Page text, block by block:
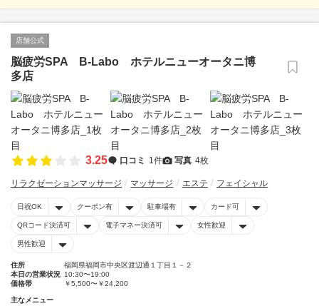
店舗公式
脳疲労SPA B-Labo ホテルニューオータニ博
多店
3.25 口コミ 1件 写真 4枚
リラクゼーションマッサージ マッサージ エステ フェイシャル
日祝OK クーポン有 駐車場有 カード可
QRコード決済可 電子マネー決済可 女性歓迎
男性歓迎
住所
福岡県福岡市中央区渡辺通１丁目１－２
本日の営業状況 10:30〜19:00
価格帯
￥5,500〜￥24,200
主なメニュー